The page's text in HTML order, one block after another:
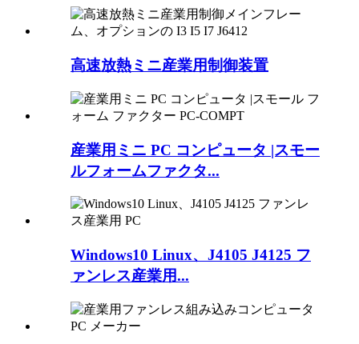
高速放熱ミニ産業用制御装置
産業用ミニ PC コンピュータ |スモー
ルフォームファクタ...
Windows10 Linux、J4105 J4125 フ
ァンレス産業用...